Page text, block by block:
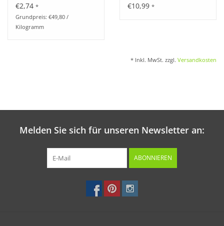
€2,74 *
Grundpreis: €49,80 /
Kilogramm
€10,99 *
* Inkl. MwSt. zzgl. Versandkosten
Melden Sie sich für unseren Newsletter an:
ABONNIEREN